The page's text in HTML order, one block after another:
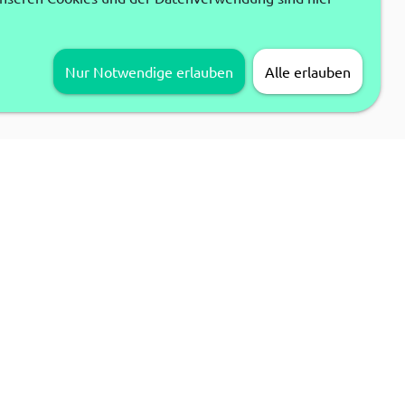
Nur Notwendige erlauben Alle erlauben